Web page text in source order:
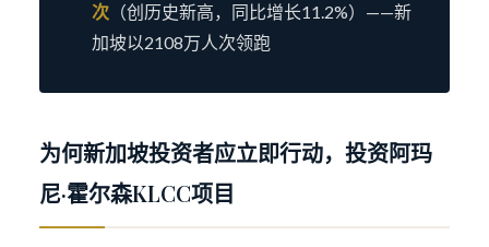
次 （创历史新高，同比增长11.2%）——新
加坡以2108万人次领跑
为何新加坡投资者应立即行动，投资阿玛
尼·霍尔森KLCC项目